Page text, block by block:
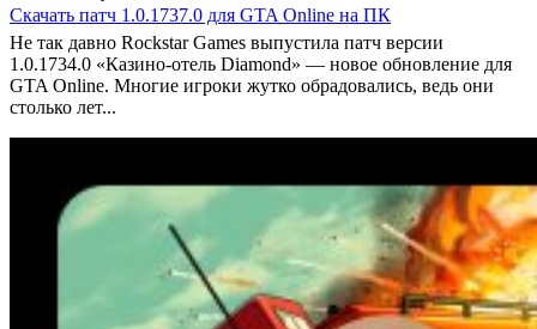
Скачать патч 1.0.1737.0 для GTA Online на ПК
Не так давно Rockstar Games выпустила патч версии
1.0.1734.0 «Казино-отель Diamond» — новое обновление для
GTA Online. Многие игроки жутко обрадовались, ведь они
столько лет...